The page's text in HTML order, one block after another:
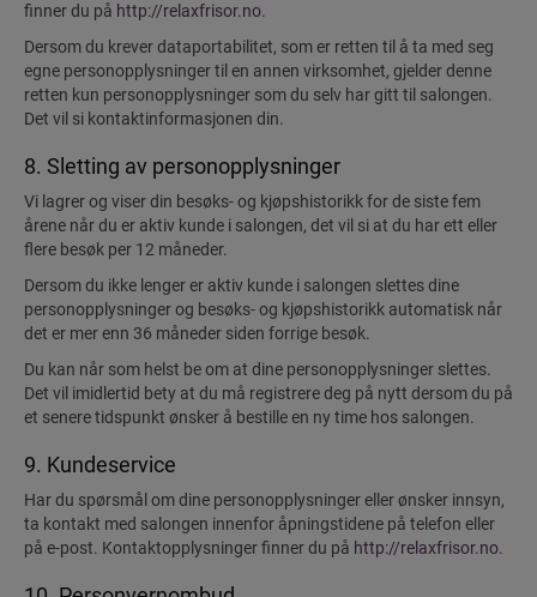
finner du på http://relaxfrisor.no.
Dersom du krever dataportabilitet, som er retten til å ta med seg
egne personopplysninger til en annen virksomhet, gjelder denne
retten kun personopplysninger som du selv har gitt til salongen.
Det vil si kontaktinformasjonen din.
8. Sletting av personopplysninger
Vi lagrer og viser din besøks- og kjøpshistorikk for de siste fem
årene når du er aktiv kunde i salongen, det vil si at du har ett eller
flere besøk per 12 måneder.
Dersom du ikke lenger er aktiv kunde i salongen slettes dine
personopplysninger og besøks- og kjøpshistorikk automatisk når
det er mer enn 36 måneder siden forrige besøk.
Du kan når som helst be om at dine personopplysninger slettes.
Det vil imidlertid bety at du må registrere deg på nytt dersom du på
et senere tidspunkt ønsker å bestille en ny time hos salongen.
9. Kundeservice
Har du spørsmål om dine personopplysninger eller ønsker innsyn,
ta kontakt med salongen innenfor åpningstidene på telefon eller
på e-post. Kontaktopplysninger finner du på http://relaxfrisor.no.